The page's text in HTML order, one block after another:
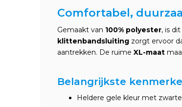
Comfortabel,
Gemaakt van 100% polyester, is
klittenbandsluiting zorgt ervoor
aantrekken. De ruime XL-maat
Belangrijkste
Heldere gele kleur met zwarte